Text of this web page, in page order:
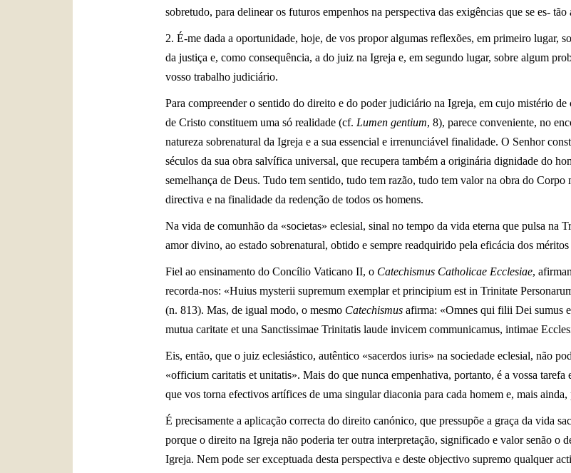
sobretudo, para delinear os futuros empenhos na perspectiva das exigências que se es- tão
2. É-me dada a oportunidade, hoje, de vos propor algumas reflexões, em primeiro lugar,
da justiça e, como consequência, a do juiz na Igreja e, em segundo lugar, sobre algum
vosso trabalho judiciário.
Para compreender o sentido do direito e do poder judiciário na Igreja, em cujo mistério
de Cristo constituem uma só realidade (cf. Lumen gentium, 8), parece conveniente, no
natureza sobrenatural da Igreja e a sua essencial e irrenunciável finalidade. O Senhor
séculos da sua obra salvífica universal, que recupera também a originária dignidade do
semelhança de Deus. Tudo tem sentido, tudo tem razão, tudo tem valor na obra do
directiva e na finalidade da redenção de todos os homens.
Na vida de comunhão da «societas» eclesial, sinal no tempo da vida eterna que pulsa na
amor divino, ao estado sobrenatural, obtido e sempre readquirido pela eficácia dos
Fiel ao ensinamento do Concílio Vaticano II, o Catechismus Catholicae Ecclesiae,
recorda-nos: «Huius mysterii supremum exemplar et principium est in Trinitate
(n. 813). Mas, de igual modo, o mesmo Catechismus afirma: «Omnes qui filii Dei sumus
mutua caritate et una Sanctissimae Trinitatis laude invicem communicamus, intimae
Eis, então, que o juiz eclesiástico, autêntico «sacerdos iuris» na sociedade eclesial, não
«officium caritatis et unitatis». Mais do que nunca empenhativa, portanto, é a vossa tarefa
que vos torna efectivos artífices de uma singular diaconia para cada homem e, mais
É precisamente a aplicação correcta do direito canónico, que pressupõe a graça da vida
porque o direito na Igreja não poderia ter outra interpretação, significado e valor senão o
Igreja. Nem pode ser exceptuada desta perspectiva e deste objectivo supremo qualquer